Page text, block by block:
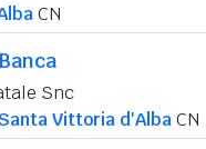
CN
Snc
Santa Vittoria d'AlbaCN